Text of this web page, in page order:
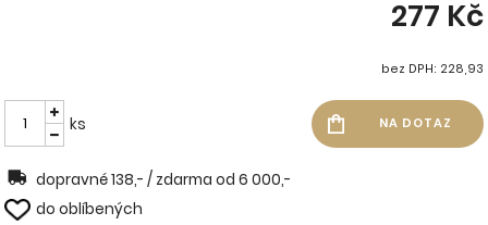
277 Kč
bez DPH: 228,93
ks
dopravné 138,- / zdarma od 6 000,-
do oblíbených